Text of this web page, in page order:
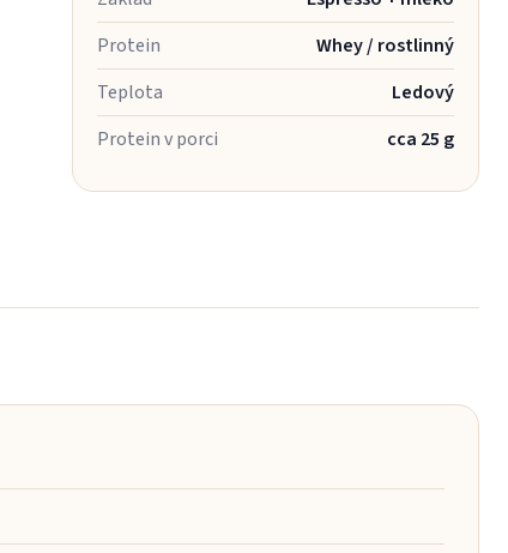
Protein
Whey / rostlinný
Teplota
Ledový
Protein v porci
cca 25 g